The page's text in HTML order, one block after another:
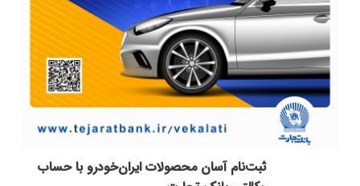
ثبت‌نام آسان محصولات ایران‌خودرو با حساب